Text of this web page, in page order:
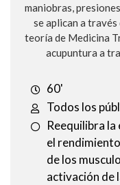
maniobras,
se aplican a través
teoría de Medicina
acupuntura a
60'
Todos los
Reequilibra
el
de los
activación de